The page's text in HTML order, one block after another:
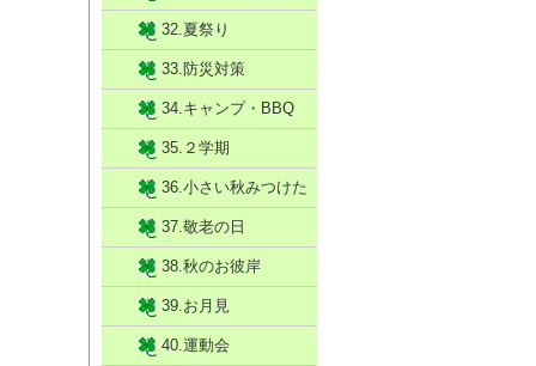
32.夏祭り
33.防災対策
34.キャンプ・BBQ
35.２学期
36.小さい秋みつけた
37.敬老の日
38.秋のお彼岸
39.お月見
40.運動会